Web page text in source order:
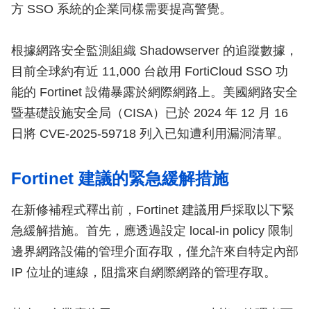
方 SSO 系統的企業同樣需要提高警覺。
根據網路安全監測組織 Shadowserver 的追蹤數據，
目前全球約有近 11,000 台啟用 FortiCloud SSO 功
能的 Fortinet 設備暴露於網際網路上。美國網路安全
暨基礎設施安全局（CISA）已於 2024 年 12 月 16
日將 CVE-2025-59718 列入已知遭利用漏洞清單。
Fortinet 建議的緊急緩解措施
在新修補程式釋出前，Fortinet 建議用戶採取以下緊
急緩解措施。首先，應透過設定 local-in policy 限制
邊界網路設備的管理介面存取，僅允許來自特定內部
IP 位址的連線，阻擋來自網際網路的管理存取。